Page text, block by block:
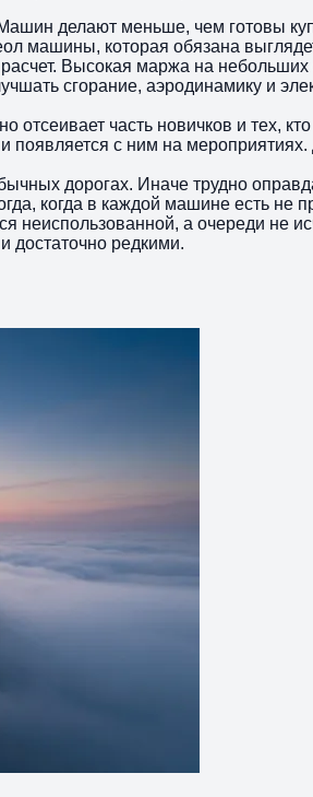
делают меньше, чем готовы
машины, которая обязана
Высокая маржа на
сгорание, аэродинамику и
отсеивает часть новичков и
появляется с ним на
дорогах. Иначе трудно
когда в каждой машине есть не
неиспользованной, а очереди
достаточно редкими.